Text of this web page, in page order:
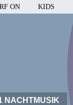
ON KIDS
NACHTMUSIK